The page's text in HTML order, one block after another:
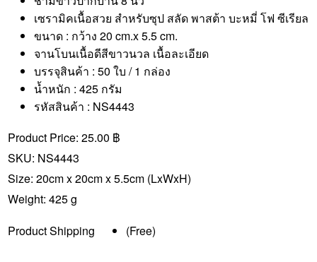
เซรามิคเนื้อสวย สำหรับซุป สลัด พาสต้า บะหมี่ โฟ ซีเรียล
ขนาด : กว้าง 20 cm.x 5.5 cm.
จานโบนเนื้อดีสีขาวนวล เนื้อละเอียด
บรรจุสินค้า : 50 ใบ / 1 กล่อง
น้ำหนัก : 425 กรัม
รหัสสินค้า : NS4443
Product Price: 25.00 ฿
SKU: NS4443
Size: 20cm x 20cm x 5.5cm (LxWxH)
Weight: 425 g
Product Shipping
(Free)